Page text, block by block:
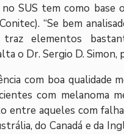
SUS tem como base
“Se bem
elementos
o Dr. Sergio D. Simon,
com boa qualidade
com melanoma
aqueles com falha
do Canadá e da